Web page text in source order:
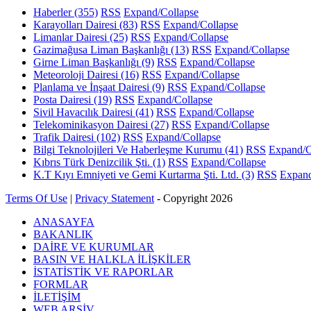
Haberler(355) RSS Expand/Collapse
Karayolları Dairesi (83) RSS Expand/Collapse
Limanlar Dairesi (25) RSS Expand/Collapse
Gazimağusa Liman Başkanlığı (13) RSS Expand/Collapse
Girne Liman Başkanlığı (9) RSS Expand/Collapse
Meteoroloji Dairesi (16) RSS Expand/Collapse
Planlama ve İnşaat Dairesi (9) RSS Expand/Collapse
Posta Dairesi (19) RSS Expand/Collapse
Sivil Havacılık Dairesi (41) RSS Expand/Collapse
Telekominikasyon Dairesi (27) RSS Expand/Collapse
Trafik Dairesi (102) RSS Expand/Collapse
Bilgi Teknolojileri Ve Haberleşme Kurumu (41) RSS Expand/
Kıbrıs Türk Denizcilik Şti. (1) RSS Expand/Collapse
K.T Kıyı Emniyeti ve Gemi Kurtarma Şti. Ltd. (3) RSS
Terms Of Use | Privacy Statement - Copyright 2026
ANASAYFA
BAKANLIK
DAİRE VE KURUMLAR
BASIN VE HALKLA İLİŞKİLER
İSTATİSTİK VE RAPORLAR
FORMLAR
İLETİŞİM